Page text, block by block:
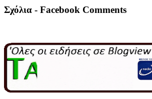
Σχόλια - Facebook Comments